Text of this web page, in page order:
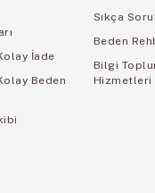
İade
Beden
Sıkça
Beden
Bilgi
Hizmetleri